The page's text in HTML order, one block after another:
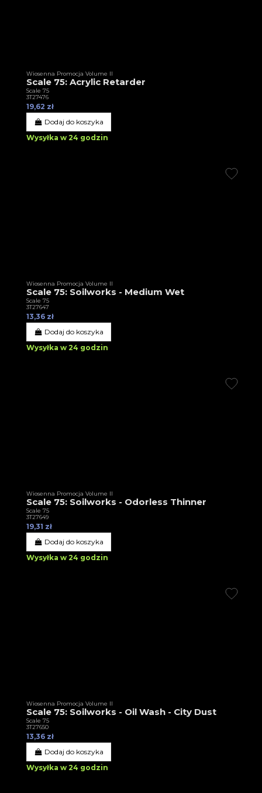
Wiosenna Promocja Volume II
Scale 75: Acrylic Retarder
Scale 75
3T27476
19,62 zł
Dodaj do koszyka
Wysyłka w 24 godzin
Wiosenna Promocja Volume II
Scale 75: Soilworks - Medium Wet
Scale 75
3T27647
13,36 zł
Dodaj do koszyka
Wysyłka w 24 godzin
Wiosenna Promocja Volume II
Scale 75: Soilworks - Odorless Thinner
Scale 75
3T27649
19,31 zł
Dodaj do koszyka
Wysyłka w 24 godzin
Wiosenna Promocja Volume II
Scale 75: Soilworks - Oil Wash - City Dust
Scale 75
3T27650
13,36 zł
Dodaj do koszyka
Wysyłka w 24 godzin